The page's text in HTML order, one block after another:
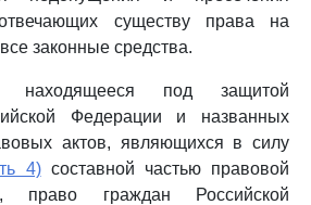
существу права на
законные средства.
находящееся под защитой
Федерации и названных
актов, являющихся в силу
4)составной частью правовой
право граждан Российской